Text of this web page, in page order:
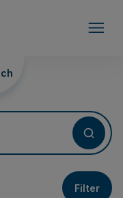
Filter